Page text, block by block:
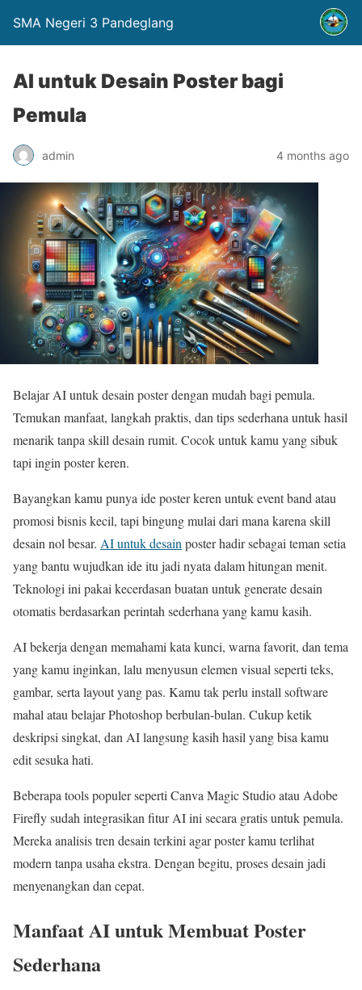
SMA Negeri 3 Pandeglang
AI untuk Desain Poster bagi
Pemula
admin 4 months ago
Belajar AI untuk desain poster dengan mudah bagi pemula.
Temukan manfaat, langkah praktis, dan tips sederhana untuk hasil
menarik tanpa skill desain rumit. Cocok untuk kamu yang sibuk
tapi ingin poster keren.
Bayangkan kamu punya ide poster keren untuk event band atau
promosi bisnis kecil, tapi bingung mulai dari mana karena skill
desain nol besar. AI untuk desain poster hadir sebagai teman setia
yang bantu wujudkan ide itu jadi nyata dalam hitungan menit.
Teknologi ini pakai kecerdasan buatan untuk generate desain
otomatis berdasarkan perintah sederhana yang kamu kasih.
AI bekerja dengan memahami kata kunci, warna favorit, dan tema
yang kamu inginkan, lalu menyusun elemen visual seperti teks,
gambar, serta layout yang pas. Kamu tak perlu install software
mahal atau belajar Photoshop berbulan-bulan. Cukup ketik
deskripsi singkat, dan AI langsung kasih hasil yang bisa kamu
edit sesuka hati.
Beberapa tools populer seperti Canva Magic Studio atau Adobe
Firefly sudah integrasikan fitur AI ini secara gratis untuk pemula.
Mereka analisis tren desain terkini agar poster kamu terlihat
modern tanpa usaha ekstra. Dengan begitu, proses desain jadi
menyenangkan dan cepat.
Manfaat AI untuk Membuat Poster
Sederhana